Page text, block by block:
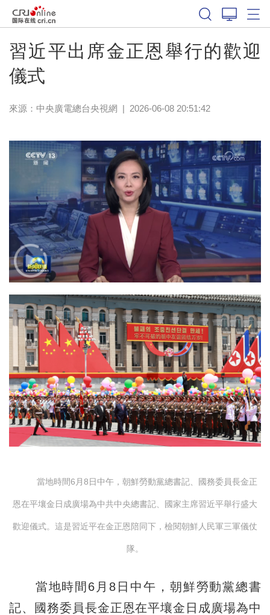
習近平出席金正恩舉行的歡迎
儀式
來源： 中央廣電總台央視網 | 2026-06-08 20:51:42
當地時間6月8日中午，朝鮮勞動黨總書記、國務委員長金正
恩在平壤金日成廣場為中共中央總書記、國家主席習近平舉行盛大
歡迎儀式。這是習近平在金正恩陪同下，檢閱朝鮮人民軍三軍儀仗
隊。
當地時間6月8日中午，朝鮮勞動黨總書
記、國務委員長金正恩在平壤金日成廣場為中